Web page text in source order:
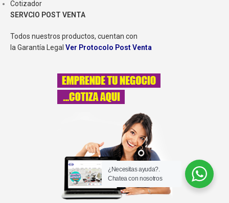
Cotizador
SERVCIO POST VENTA
Todos nuestros productos, cuentan con
la Garantía Legal Ver Protocolo Post Venta
¿Necesitas ayuda?.
Chatea con nosotros